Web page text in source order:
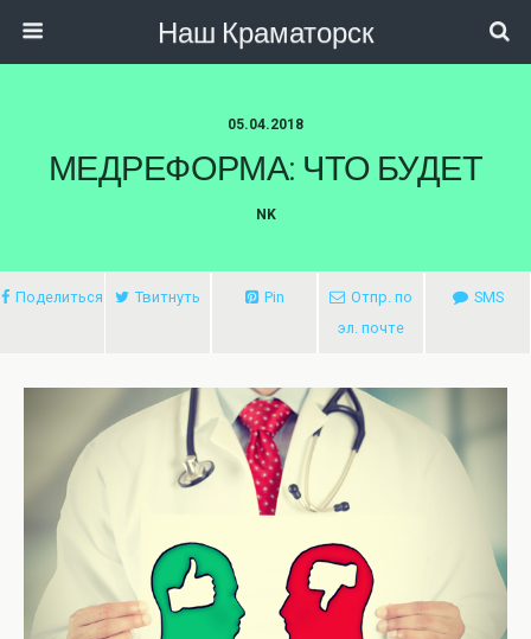
Наш Краматорск
05.04.2018
МЕДРЕФОРМА: ЧТО БУДЕТ
NK
Поделиться Твитнуть Pin
Отпр. по
эл. почте
SMS